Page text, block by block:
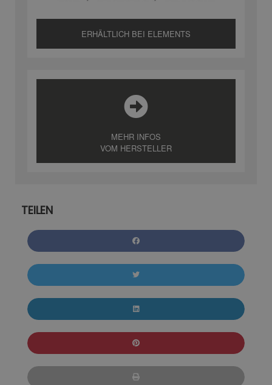
ERHÄLTLICH BEI ELEMENTS
MEHR INFOS
VOM HERSTELLER
TEILEN